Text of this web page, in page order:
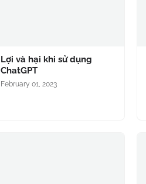
Lợi và hại khi sử dụng
ChatGPT
February 01, 2023